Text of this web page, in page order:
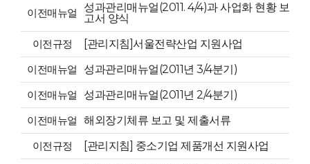
이전매뉴얼
성과관리매뉴얼(2011. 4/4)과 사업화 현황 보
고서 양식
이전규정
[관리지침]서울전략산업 지원사업
이전매뉴얼
성과관리매뉴얼(2011년 3/4분기)
이전매뉴얼
성과관리매뉴얼(2011년 2/4분기)
이전매뉴얼 해외장기체류 보고 및 제출서류
이전규정
[관리지침] 중소기업 제품개선 지원사업